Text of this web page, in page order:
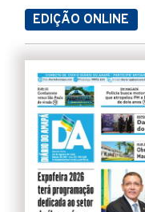
EDIÇÃO ONLINE